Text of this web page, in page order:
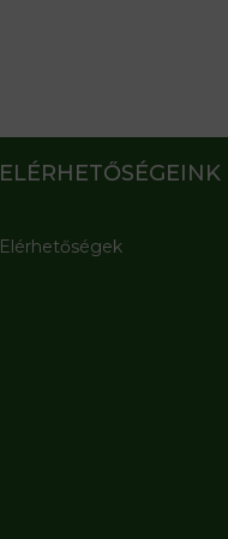
ELÉRHETŐSÉGEINK
Elérhetőségek